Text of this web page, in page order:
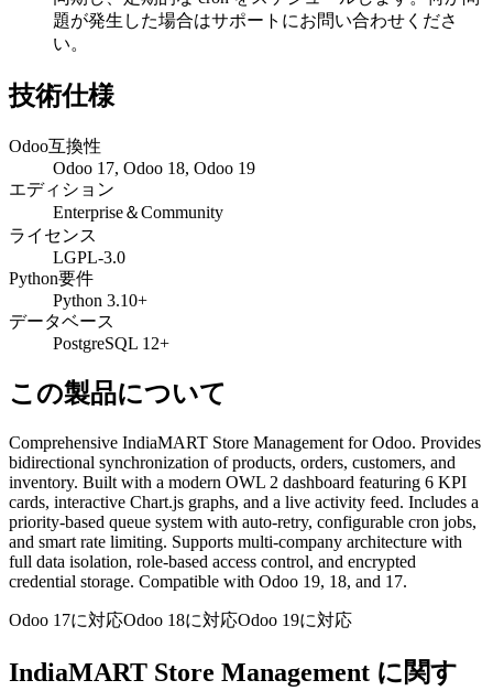
題が発生した場合はサポートにお問い合わせくださ
い。
技術仕様
Odoo互換性
Odoo 17, Odoo 18, Odoo 19
エディション
Enterprise＆Community
ライセンス
LGPL-3.0
Python要件
Python 3.10+
データベース
PostgreSQL 12+
この製品について
Comprehensive IndiaMART Store Management for Odoo. Provides
bidirectional synchronization of products, orders, customers, and
inventory. Built with a modern OWL 2 dashboard featuring 6 KPI
cards, interactive Chart.js graphs, and a live activity feed. Includes a
priority-based queue system with auto-retry, configurable cron jobs,
and smart rate limiting. Supports multi-company architecture with
full data isolation, role-based access control, and encrypted
credential storage. Compatible with Odoo 19, 18, and 17.
Odoo 17に対応Odoo 18に対応Odoo 19に対応
IndiaMART Store Management に関す